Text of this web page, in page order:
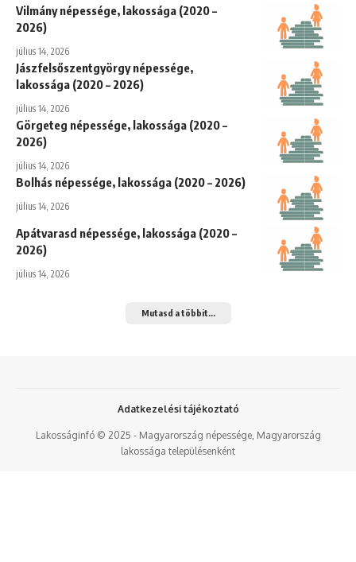
Vilmány népessége, lakossága (2020 –
2026)
július 14, 2026
Jászfelsőszentgyörgy népessége,
lakossága (2020 – 2026)
július 14, 2026
Görgeteg népessége, lakossága (2020 –
2026)
július 14, 2026
Bolhás népessége, lakossága (2020 – 2026)
július 14, 2026
Apátvarasd népessége, lakossága (2020 –
2026)
július 14, 2026
Mutasd a többit...
Lakosságinfó © 2025 - Magyarország népessége, Magyarország
lakossága településenként
Adatkezelési tájékoztató